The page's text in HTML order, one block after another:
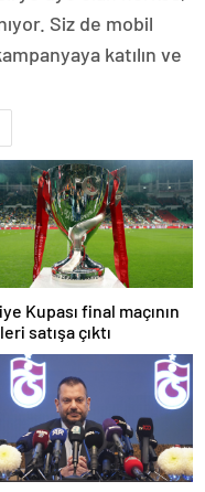
Siz de mobil
katılın ve
Kupası final maçının
satışa çıktı